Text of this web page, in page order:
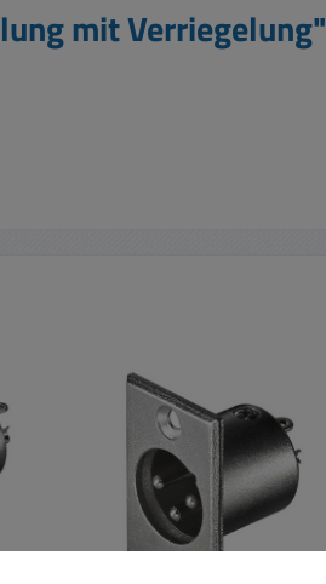
mit Verriegelung"